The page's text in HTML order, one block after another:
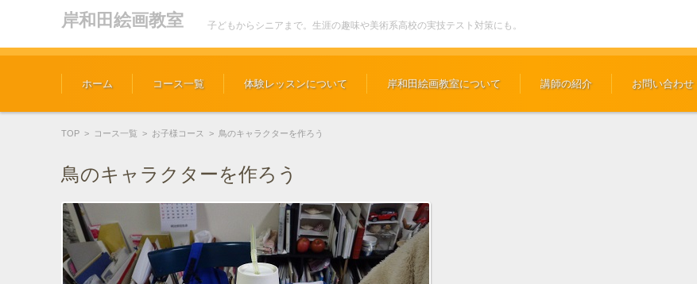
岸和田絵画教室 子どもからシニアまで。生涯の趣味や美術系高校の実技テスト対策にも。
コンテンツに移動
ホーム コース一覧 体験レッスンについて 岸和田絵画教室について 講師の紹介 お問い合わせ
TOP > コース一覧 > お子様コース > 鳥のキャラクターを作ろう
鳥のキャラクターを作ろう